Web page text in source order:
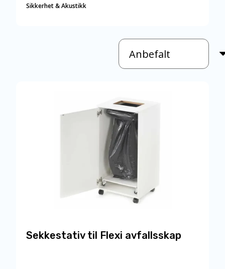
Sikkerhet & Akustikk
Sekkestativ til Flexi avfallsskap